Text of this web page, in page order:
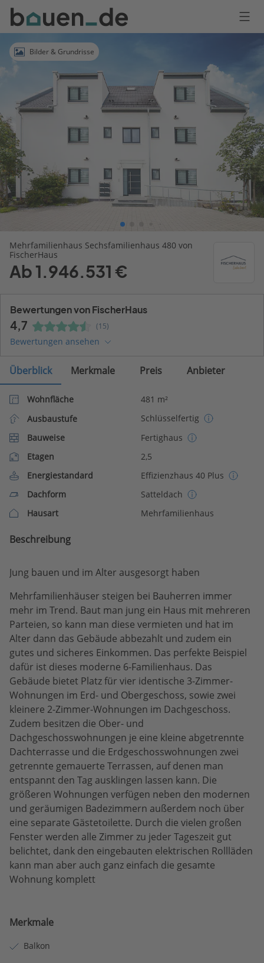
Bauen
Logo
AnmeldenBilder & Grundrisse
Mehrfamilienhaus Sechsfamilienhaus 480 von
FischerHaus
Ab 1.946.531 €
Bewertungen von FischerHaus
4,7 (15)
Bewertungen ansehen
Überblick Merkmale Preis Anbieter
Wohnfläche
481 m²
Ausbaustufe
Schlüsselfertig
Bauweise
Fertighaus
Etagen
2,5
Energiestandard
Effizienzhaus 40 Plus
Dachform
Satteldach
Hausart
Mehrfamilienhaus
Beschreibung
Jung bauen und im Alter ausgesorgt haben
Mehrfamilienhäuser steigen bei Bauherren immer
mehr im Trend. Baut man jung ein Haus mit mehreren
Parteien, so kann man diese vermieten und hat im
Alter dann das Gebäude abbezahlt und zudem ein
gutes und sicheres Einkommen. Das perfekte Beispiel
dafür ist dieses moderne 6-Familienhaus. Das
Gebäude bietet Platz für vier identische 3-Zimmer-
Wohnungen im Erd- und Obergeschoss, sowie zwei
kleinere 2-Zimmer-Wohnungen im Dachgeschoss.
Zudem besitzen die Ober- und
Dachgeschosswohnungen je eine kleine abgetrennte
Dachterrasse und die Erdgeschosswohnungen zwei
getrennte gemauerte Terrassen, auf denen man
entspannt den Tag ausklingen lassen kann. Die
größeren Wohnungen verfügen neben den modernen
und geräumigen Badezimmern außerdem noch über
eine separate Gästetoilette. Durch die vielen großen
Fenster werden alle Zimmer zu jeder Tageszeit gut
belichtet, dank den eingebauten elektrischen Rollläden
kann man aber auch ganz einfach die gesamte
Wohnung komplett
Merkmale
Balkon